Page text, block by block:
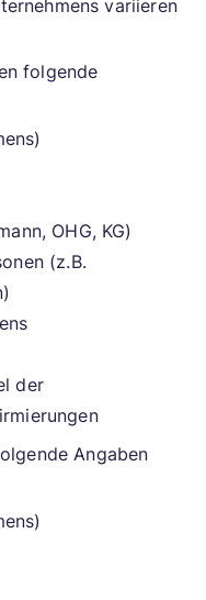
variieren
folgende
OHG, KG)
(z.B.
der
Angaben